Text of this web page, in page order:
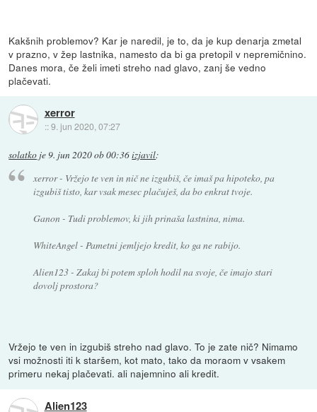
Kakšnih problemov? Kar je naredil, je to, da je kup denarja zmetal
v prazno, v žep lastnika, namesto da bi ga pretopil v nepremičnino.
Danes mora, če želi imeti streho nad glavo, zanj še vedno
plačevati.
xerror
::9. jun 2020, 07:27
solatko je9. jun 2020 ob 00:36izjavil:
xerror - Vržejo te ven in nič ne izgubiš, če imaš pa hipoteko, pa
izgubiš tisto, kar vsak mesec plačuješ, da bo enkrat tvoje.
Ganon - Tudi problemov, ki jih prinaša lastnina, nima.
WhiteAngel - Pametni jemljejo kredit, ko ga ne rabijo.
Alien123 - Zakaj bi potem sploh hodil na svoje, če imajo stari
dovolj prostora?
Vržejo te ven in izgubiš streho nad glavo. To je zate nič? Nimamo
vsi možnosti iti k staršem, kot mato, tako da moraom v vsakem
primeru nekaj plačevati. ali najemnino ali kredit.
Alien123